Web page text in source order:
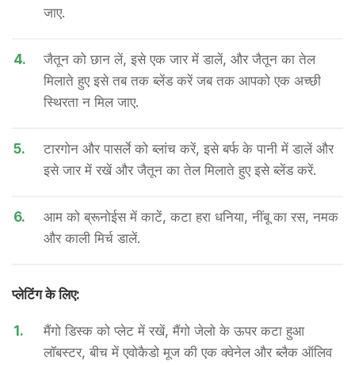
जाए.
4.
जैतून को छान लें, इसे एक जार में डालें, और जैतून का तेल
मिलाते हुए इसे तब तक ब्लेंड करें जब तक आपको एक अच्छी
स्थिरता न मिल जाए.
5.
टारगोन और पासर्ले को ब्लांच करें, इसे बर्फ के पानी में डालें और
इसे जार में रखें और जैतून का तेल मिलाते हुए इसे ब्लेंड करें.
6.
आम को ब्रूनोईस में काटें, कटा हरा धनिया, नींबू का रस, नमक
और काली मिर्च डालें.
प्लेटिंग के लिए:
1.
मैंगो डिस्क को प्लेट में रखें, मैंगो जेलो के ऊपर कटा हुआ
लॉबस्टर, बीच में एवोकैडो मूज की एक क्वेनेल और ब्लैक ऑलिव